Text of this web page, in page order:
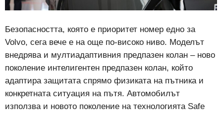
Безопасността, която е приоритет номер едно за
Volvo, сега вече е на още по-високо ниво. Моделът
внедрява и мултиадаптивния предпазен колан – ново
поколение интелигентен предпазен колан, който
адаптира защитата спрямо физиката на пътника и
конкретната ситуация на пътя. Автомобилът
използва и новото поколение на технологията Safe